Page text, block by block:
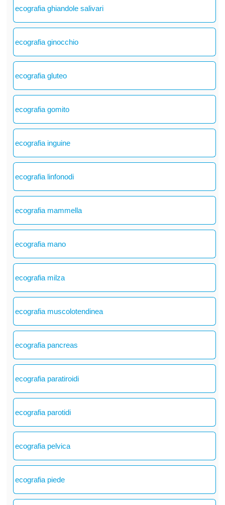
ecografia ghiandole salivari
ecografia ginocchio
ecografia gluteo
ecografia gomito
ecografia inguine
ecografia linfonodi
ecografia mammella
ecografia mano
ecografia milza
ecografia muscolotendinea
ecografia pancreas
ecografia paratiroidi
ecografia parotidi
ecografia pelvica
ecografia piede